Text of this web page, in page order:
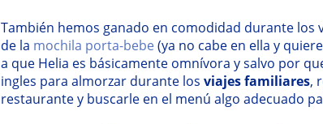
También hemos ganado en comodidad durante los
de la mochila porta-bebe(ya no cabe en ella y
a que Helia es básicamente omnívora y salvo por
ingles para almorzar durante los viajes familiares,
restaurante y buscarle en el menú algo adecuado